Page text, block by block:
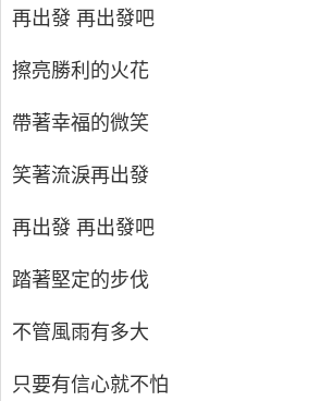
再出發 再出發吧
擦亮勝利的火花
帶著幸福的微笑
笑著流淚再出發
再出發 再出發吧
踏著堅定的步伐
不管風雨有多大
只要有信心就不怕